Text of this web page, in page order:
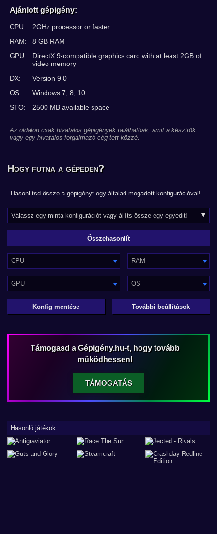
Ajánlott gépigény:
CPU:
2GHz processor or faster
RAM:
8 GB RAM
GPU:
DirectX 9-compatible graphics card with at least 2GB of
video memory
DX:
Version 9.0
OS:
Windows 7, 8, 10
STO:
2500 MB available space
Az oldalon csak hivatalos gépigények találhatóak, amit a készítők
vagy egy hivatalos forgalmazó cég tett közzé.
Hogy futna a gépeden?
Hasonlítsd össze a gépigényt egy általad megadott konfigurációval!
CPU RAM
GPU OS
Konfig mentése További beállítások
Támogasd a Gépigény.hu-t, hogy tovább
működhessen!
TÁMOGATÁS
Hasonló játékok: